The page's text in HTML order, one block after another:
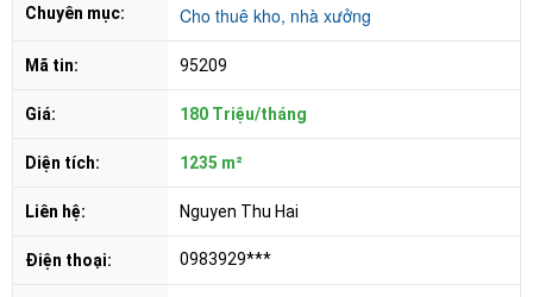
Chuyên mục: Cho thuê kho, nhà xưởng
Mã tin: 95209
Giá: 180 Triệu/tháng
Diện tích: 1235 m²
Liên hệ: Nguyen Thu Hai
Điện thoại: 0983929***